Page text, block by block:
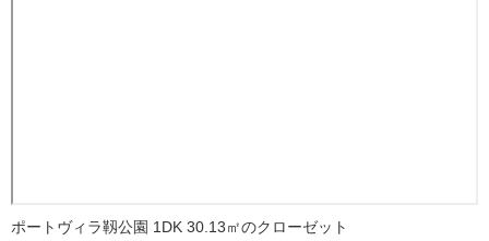
ポートヴィラ靱公園 1DK 30.13㎡のクローゼット